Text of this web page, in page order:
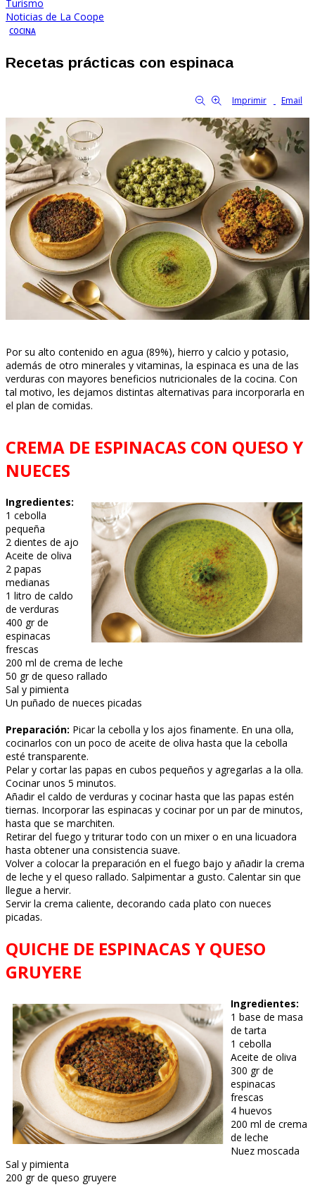
Turismo
Noticias de La Coope
COCINA
Recetas prácticas con espinaca
Imprimir Email
Por su alto contenido en agua (89%), hierro y calcio y potasio,
además de otro minerales y vitaminas, la espinaca es una de las
verduras con mayores beneficios nutricionales de la cocina. Con
tal motivo, les dejamos distintas alternativas para incorporarla en
el plan de comidas.
CREMA DE ESPINACAS CON QUESO Y
NUECES
Ingredientes:
1 cebolla
pequeña
2 dientes de ajo
Aceite de oliva
2 papas
medianas
1 litro de caldo
de verduras
400 gr de
espinacas
frescas
200 ml de crema de leche
50 gr de queso rallado
Sal y pimienta
Un puñado de nueces picadas
Preparación: Picar la cebolla y los ajos finamente. En una olla,
cocinarlos con un poco de aceite de oliva hasta que la cebolla
esté transparente.
Pelar y cortar las papas en cubos pequeños y agregarlas a la olla.
Cocinar unos 5 minutos.
Añadir el caldo de verduras y cocinar hasta que las papas estén
tiernas. Incorporar las espinacas y cocinar por un par de minutos,
hasta que se marchiten.
Retirar del fuego y triturar todo con un mixer o en una licuadora
hasta obtener una consistencia suave.
Volver a colocar la preparación en el fuego bajo y añadir la crema
de leche y el queso rallado. Salpimentar a gusto. Calentar sin que
llegue a hervir.
Servir la crema caliente, decorando cada plato con nueces
picadas.
QUICHE DE ESPINACAS Y QUESO
GRUYERE
Ingredientes:
1 base de masa
de tarta
1 cebolla
Aceite de oliva
300 gr de
espinacas
frescas
4 huevos
200 ml de crema
de leche
Nuez moscada
Sal y pimienta
200 gr de queso gruyere